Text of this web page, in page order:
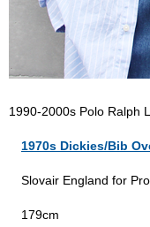
1990-2000s Polo Ralph
1970s Dickies/Bib
Slovair England for
179cm